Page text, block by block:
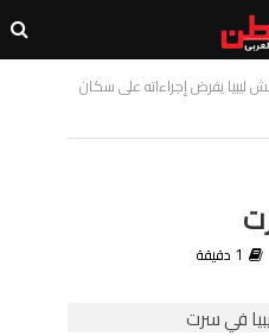
ليبيا يفرض إجراءاته على سكان
1 دقيقة